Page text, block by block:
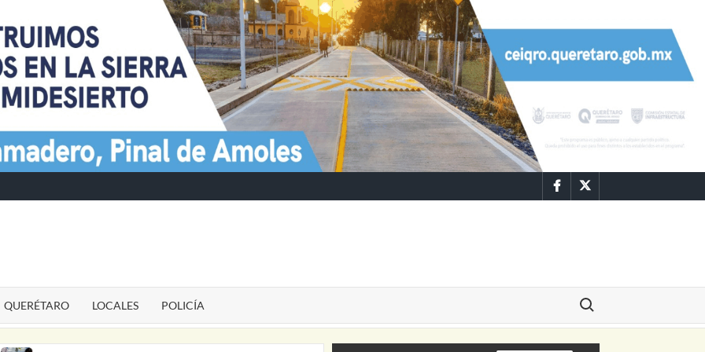
FacebookTwitter
QUERÉTARO LOCALES POLICÍA
Buscar: